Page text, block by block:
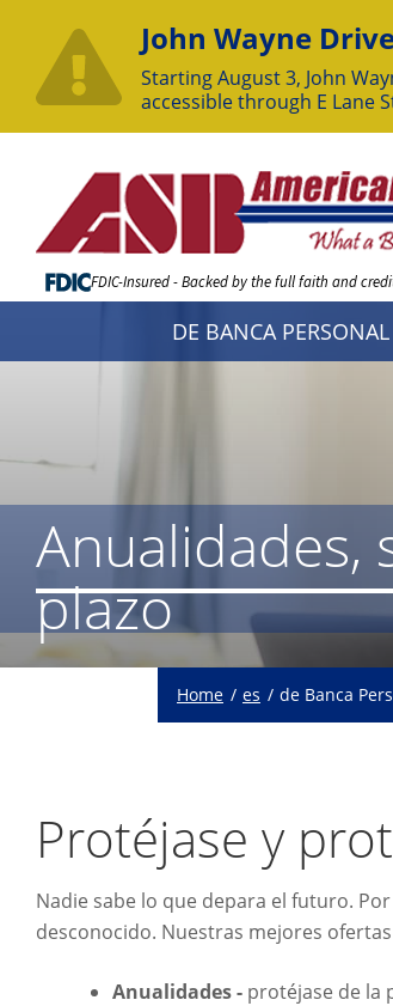
John Wayne
Starting August 3, John
accessible through E Lane
Content
FDIC-Insured - Backed by the full faith and
DE BANCA PERSONAL
Anualidades,
plazo
Home es de Banca
Protéjase y
Nadie sabe lo que depara el futuro.
desconocido. Nuestras mejores
Anualidades - protéjase de la